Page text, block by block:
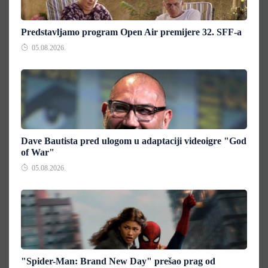
Predstavljamo program Open Air premijere 32. SFF-a
05.08.2026.
Dave Bautista pred ulogom u adaptaciji videoigre "God
of War"
05.08.2026.
"Spider-Man: Brand New Day" prešao prag od